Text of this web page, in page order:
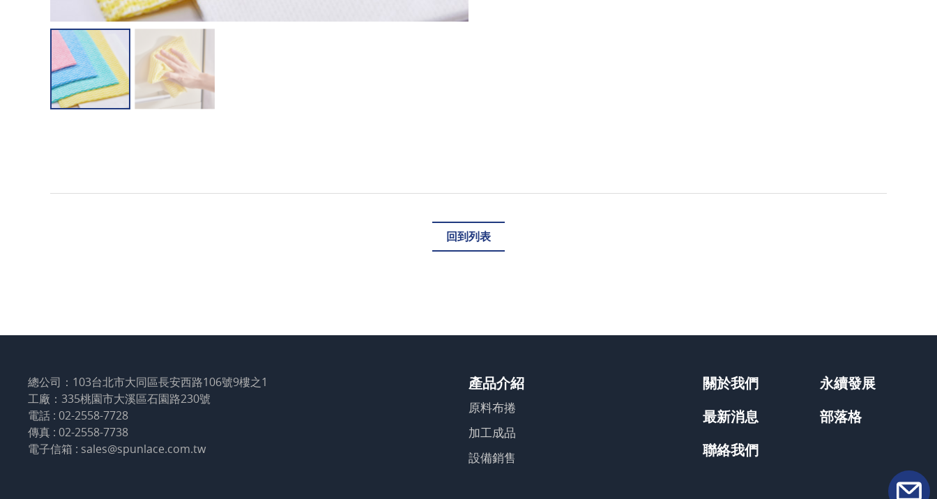
回到列表
產品介紹
原料布捲
加工成品
設備銷售
關於我們
永續發展
最新消息
部落格
聯絡我們
總公司：103台北市大同區長安西路106號9樓之1
工廠：335桃園市大溪區石園路230號
電話 : 02-2558-7728
傳真 : 02-2558-7738
電子信箱 : sales@spunlace.com.tw